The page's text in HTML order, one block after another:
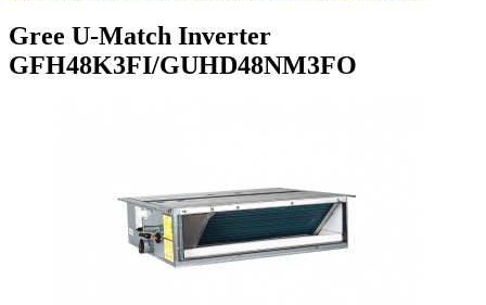
Gree U-Match Inverter
GFH48K3FI/GUHD48NM3FO